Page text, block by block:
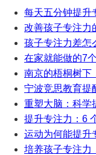
每天五分钟提升
改善孩子专注力
孩子专注力差怎
在家就能做的7
南京的梧桐树下
宁波竞思教育提
重塑大脑：科学
提升专注力：6
运动为何能提升
培养孩子专注力